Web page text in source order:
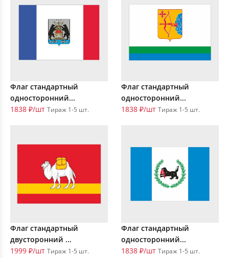
Флаг стандартный
односторонний...
1838 ₽/шт Тираж 1-5 шт.
Флаг стандартный
односторонний...
1838 ₽/шт Тираж 1-5 шт.
Флаг стандартный
двусторонний ...
1999 ₽/шт Тираж 1-5 шт.
Флаг стандартный
односторонний...
1838 ₽/шт Тираж 1-5 шт.